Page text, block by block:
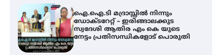
ട്യുണീഷ്യൻ ചിത്രം ” ദി വോയിസ്
ഓഫ് ഹിന്ദ് റജബ് ” ഇരിങ്ങാലക്കുട
ഫിലിം സൊസൈറ്റി ആഗസ്റ്റ് 7
വെള്ളിയാഴ്ച സ്‌ക്രീൻ ചെയ്യുന്നു